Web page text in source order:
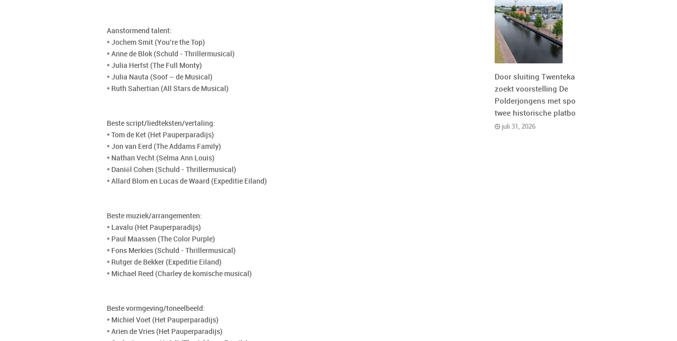
Aanstormend talent:
* Jochem Smit (You’re the Top)
* Anne de Blok (Schuld - Thrillermusical)
* Julia Herfst (The Full Monty)
* Julia Nauta (Soof – de Musical)
* Ruth Sahertian (All Stars de Musical)
Beste script/liedteksten/vertaling:
* Tom de Ket (Het Pauperparadijs)
* Jon van Eerd (The Addams Family)
* Nathan Vecht (Selma Ann Louis)
* Daniël Cohen (Schuld - Thrillermusical)
* Allard Blom en Lucas de Waard (Expeditie Eiland)
Beste muziek/arrangementen:
* Lavalu (Het Pauperparadijs)
* Paul Maassen (The Color Purple)
* Fons Merkies (Schuld - Thrillermusical)
* Rutger de Bekker (Expeditie Eiland)
* Michael Reed (Charley de komische musical)
Beste vormgeving/toneelbeeld:
* Michiel Voet (Het Pauperparadijs)
* Arien de Vries (Het Pauperparadijs)
Door sluiting Twentekanaal
zoekt voorstelling De
Polderjongens met spoed
twee historische platbodems
juli 31, 2026